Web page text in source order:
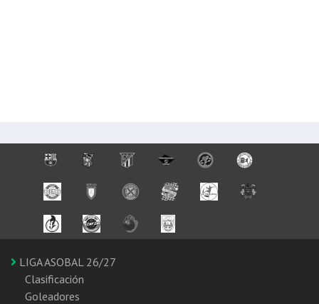
LIGA ASOBAL 26/27
Clasificación
Goleadores